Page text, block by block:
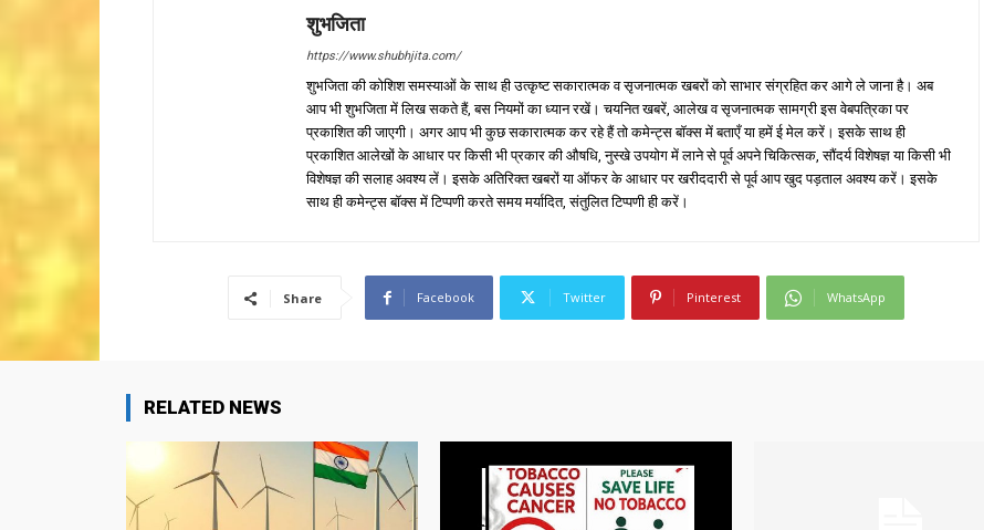
शुभजिता
https://www.shubhjita.com/
शुभजिता की कोशिश समस्याओं के साथ ही उत्कृष्ट सकारात्मक व सृजनात्मक खबरों को साभार संग्रहित कर आगे ले जाना है। अब
आप भी शुभजिता में लिख सकते हैं, बस नियमों का ध्यान रखें। चयनित खबरें, आलेख व सृजनात्मक सामग्री इस वेबपत्रिका पर
प्रकाशित की जाएगी। अगर आप भी कुछ सकारात्मक कर रहे हैं तो कमेन्ट्स बॉक्स में बताएँ या हमें ई मेल करें। इसके साथ ही
प्रकाशित आलेखों के आधार पर किसी भी प्रकार की औषधि, नुस्खे उपयोग में लाने से पूर्व अपने चिकित्सक, सौंदर्य विशेषज्ञ या किसी भी
विशेषज्ञ की सलाह अवश्य लें। इसके अतिरिक्त खबरों या ऑफर के आधार पर खरीददारी से पूर्व आप खुद पड़ताल अवश्य करें। इसके
साथ ही कमेन्ट्स बॉक्स में टिप्पणी करते समय मर्यादित, संतुलित टिप्पणी ही करें।
Share Facebook Twitter Pinterest WhatsApp
RELATED NEWS